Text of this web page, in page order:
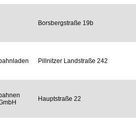
Borsbergstraße 19b
Pillnitzer Landstraße 242
Hauptstraße 22